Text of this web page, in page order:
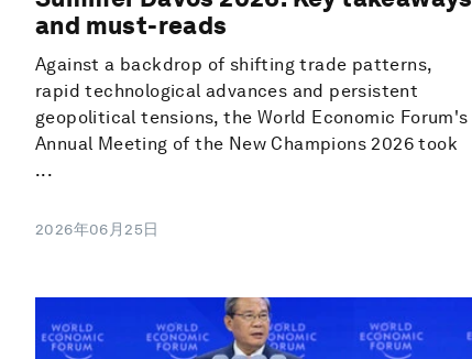
and must-reads
Against a backdrop of shifting trade patterns,
rapid technological advances and persistent
geopolitical tensions, the World Economic Forum's
Annual Meeting of the New Champions 2026 took
...
2026年06月25日